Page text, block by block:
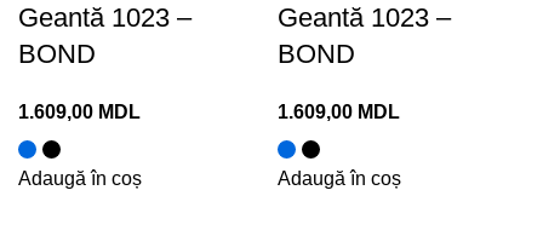
Geantă 1023 –
BOND
1.609,00 MDL
Adaugă în coș
Geantă 1023 –
BOND
1.609,00 MDL
Adaugă în coș